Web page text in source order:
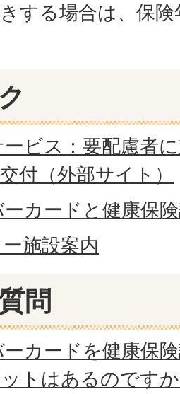
きする場合は、保
ビス：要配慮者
付（外部サイト）
カードと健康保
施設案内
問
カードを健康保
トはあるのです